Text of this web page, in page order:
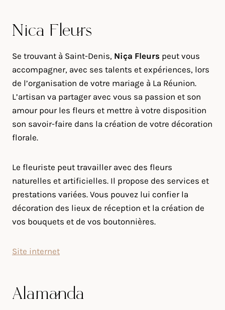
Niça Fleurs
Se trouvant à Saint-Denis, Niça Fleurs peut vous
accompagner, avec ses talents et expériences, lors
de l’organisation de votre mariage à La Réunion.
L’artisan va partager avec vous sa passion et son
amour pour les fleurs et mettre à votre disposition
son savoir-faire dans la création de votre décoration
florale.
Le fleuriste peut travailler avec des fleurs
naturelles et artificielles. Il propose des services et
prestations variées. Vous pouvez lui confier la
décoration des lieux de réception et la création de
vos bouquets et de vos boutonnières.
Site internet
Alamanda